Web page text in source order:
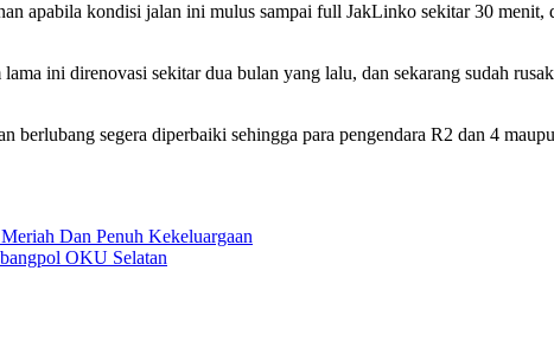
apabila kondisi jalan ini mulus sampai full JakLinko sekitar 30
ini direnovasi sekitar dua bulan yang lalu, dan sekarang sudah
berlubang segera diperbaiki sehingga para pengendara R2 dan 4
Dan Penuh Kekeluargaan
OKU Selatan